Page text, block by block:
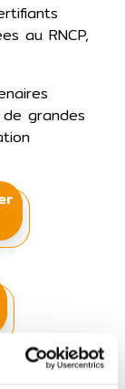
au RNCP,
grandes